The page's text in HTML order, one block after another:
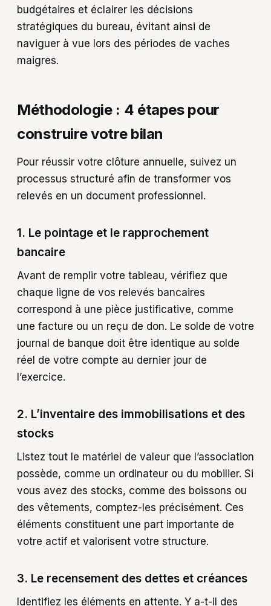
budgétaires et éclairer les décisions
stratégiques du bureau, évitant ainsi de
naviguer à vue lors des périodes de vaches
maigres.
Méthodologie : 4 étapes pour
construire votre bilan
Pour réussir votre clôture annuelle, suivez un
processus structuré afin de transformer vos
relevés en un document professionnel.
1. Le pointage et le rapprochement
bancaire
Avant de remplir votre tableau, vérifiez que
chaque ligne de vos relevés bancaires
correspond à une pièce justificative, comme
une facture ou un reçu de don. Le solde de votre
journal de banque doit être identique au solde
réel de votre compte au dernier jour de
l’exercice.
2. L’inventaire des immobilisations et des
stocks
Listez tout le matériel de valeur que l’association
possède, comme un ordinateur ou du mobilier. Si
vous avez des stocks, comme des boissons ou
des vêtements, comptez-les précisément. Ces
éléments constituent une part importante de
votre actif et valorisent votre structure.
3. Le recensement des dettes et créances
Identifiez les éléments en attente. Y a-t-il des